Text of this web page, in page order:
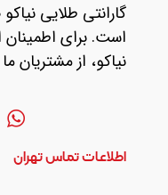
گارانتی طلایی
است. برای
نیاکو، از مشتریان
اطلاعات تماس تهران